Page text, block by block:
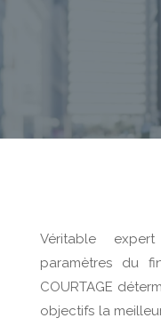
Véritable
paramètres du
COURTAGE
objectifs la